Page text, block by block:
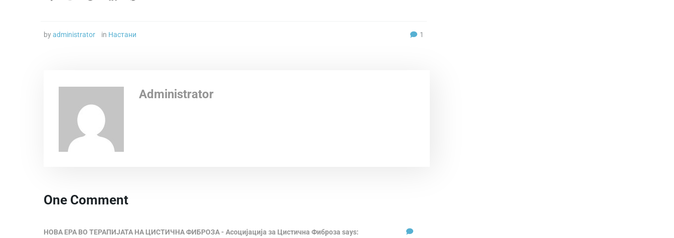
byadministrator in Настани 1
Administrator
One Comment
НОВА ЕРА ВО ТЕРАПИЈАТА НА ЦИСТИЧНА ФИБРОЗА - Асоцијација за Цистична Фиброза says: